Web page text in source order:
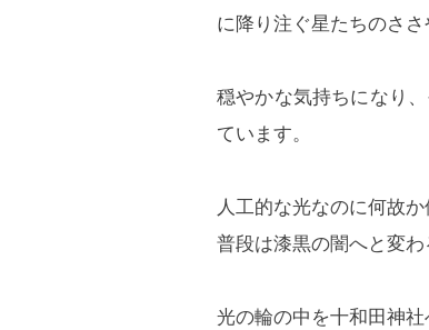
に降り注ぐ星たちのさ
穏やかな気持ちになり
ています。
人工的な光なのに何故
普段は漆黒の闇へと変
光の輪の中を十和田神社